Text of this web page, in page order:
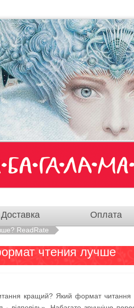
Доставка Оплата
ReadRate
чтения лучше
кращий? Який формат читання